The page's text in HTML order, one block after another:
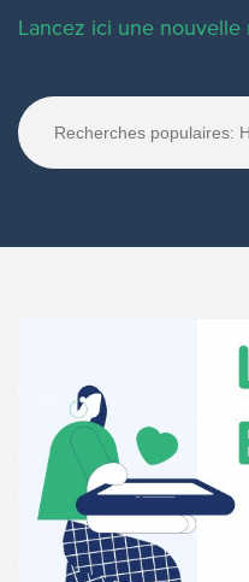
Lancez ici une nouvelle